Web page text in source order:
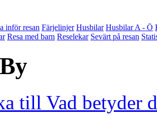
inför resan Färjelinjer Husbilar Husbilar A - Ö
Resa med barn Reselekar Sevärt på resan
till Vad betyder